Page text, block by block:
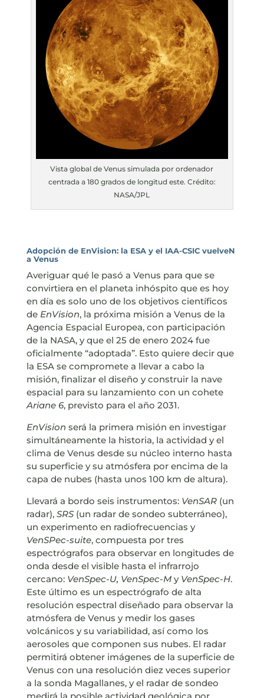
Vista global de Venus simulada por ordenador
centrada a 180 grados de longitud este. Crédito:
NASA/JPL
Adopción de EnVision: la ESA y el IAA-CSIC vuelveN
a Venus
Averiguar qué le pasó a Venus para que se
convirtiera en el planeta inhóspito que es hoy
en día es solo uno de los objetivos científicos
de EnVision, la próxima misión a Venus de la
Agencia Espacial Europea, con participación
de la NASA, y que el 25 de enero 2024 fue
oficialmente “adoptada”. Esto quiere decir que
la ESA se compromete a llevar a cabo la
misión, finalizar el diseño y construir la nave
espacial para su lanzamiento con un cohete
Ariane 6, previsto para el año 2031.
EnVision será la primera misión en investigar
simultáneamente la historia, la actividad y el
clima de Venus desde su núcleo interno hasta
su superficie y su atmósfera por encima de la
capa de nubes (hasta unos 100 km de altura).
Llevará a bordo seis instrumentos: VenSAR(un
radar), SRS(un radar de sondeo subterráneo),
un experimento en radiofrecuencias y
VenSPec-suite, compuesta por tres
espectrógrafos para observar en longitudes de
onda desde el visible hasta el infrarrojo
cercano: VenSpec-U, VenSpec-M yVenSpec-H.
Este último es un espectrógrafo de alta
resolución espectral diseñado para observar la
atmósfera de Venus y medir los gases
volcánicos y su variabilidad, así como los
aerosoles que componen sus nubes. El radar
permitirá obtener imágenes de la superficie de
Venus con una resolución diez veces superior
a la sonda Magallanes, y el radar de sondeo